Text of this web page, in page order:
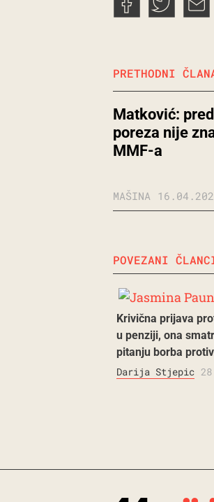
PRETHODNI
Matković:
poreza nije
MMF-a
MAŠINA
POVEZANI
Krivična prijava
u penziji, ona
pitanju borba
Darija Stjepic